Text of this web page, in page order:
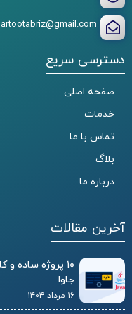
دسترسی سریع
صفحه اصلی
خدمات
تماس با ما
بلاگ
درباره ما
آخرین مقالات
۱۰ پروژه ساده
جاوا
۱۶ مرداد ۱۴۰۴